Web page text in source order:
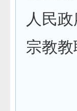
人民
宗教